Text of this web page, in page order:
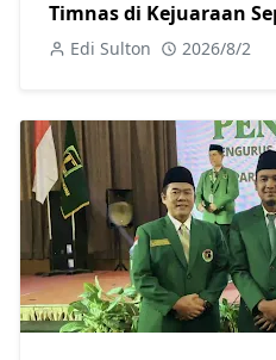
Timnas di Kejuaraan
Internasional
Edi Sulton 2026/8/2